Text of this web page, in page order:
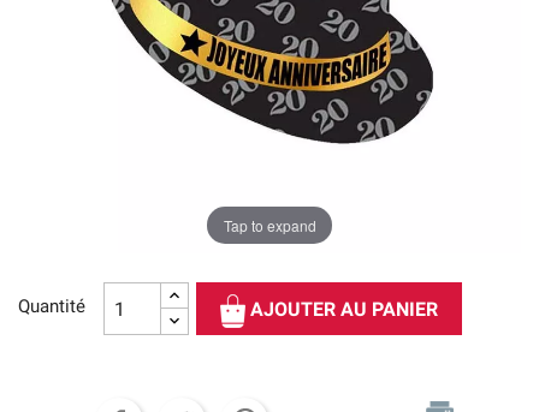
Tap to expand
Quantité AJOUTER AU PANIER